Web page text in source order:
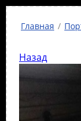
Главная /
Назад